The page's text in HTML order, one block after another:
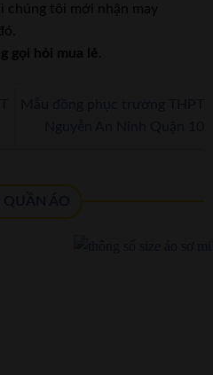
chúng tôi mới nhận may
gọi hỏi mua lẻ